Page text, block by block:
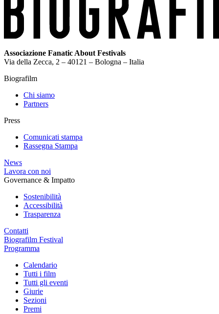
Associazione Fanatic About Festivals
Via della Zecca, 2 – 40121 – Bologna – Italia
Biografilm
Chi siamo
Partners
Press
Comunicati stampa
Rassegna Stampa
News
Lavora con noi
Governance & Impatto
Sostenibilità
Accessibilità
Trasparenza
Contatti
Biografilm Festival
Programma
Calendario
Tutti i film
Tutti gli eventi
Giurie
Sezioni
Premi